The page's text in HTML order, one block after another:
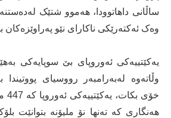
ساڵانی داهاتوودا، هەموو شتێک
وەک ئەکتەرێکی ناکارای نێو پەراوێزەکان
وڵاتەوە لەبەرامبەر رووسیای
هەنگاری کە تەنها نۆ ملیۆنە بتوانێت